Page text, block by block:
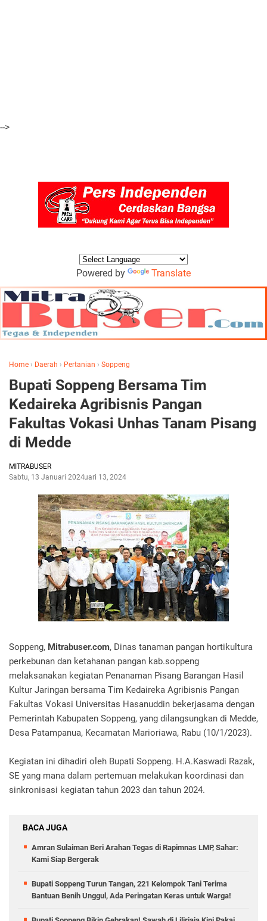
-->
Powered by Translate
Home › Daerah › Pertanian › Soppeng
Bupati Soppeng Bersama Tim
Kedaireka Agribisnis Pangan
Fakultas Vokasi Unhas Tanam Pisang
di Medde
MITRABUSER
Sabtu, 13 Januari 2024Januari 13, 2024
Soppeng, Mitrabuser.com, Dinas tanaman pangan hortikultura
perkebunan dan ketahanan pangan kab.soppeng
melaksanakan kegiatan Penanaman Pisang Barangan Hasil
Kultur Jaringan bersama Tim Kedaireka Agribisnis Pangan
Fakultas Vokasi Universitas Hasanuddin bekerjasama dengan
Pemerintah Kabupaten Soppeng, yang dilangsungkan di Medde,
Desa Patampanua, Kecamatan Marioriawa, Rabu (10/1/2023).
Kegiatan ini dihadiri oleh Bupati Soppeng. H.A.Kaswadi Razak,
SE yang mana dalam pertemuan melakukan koordinasi dan
sinkronisasi kegiatan tahun 2023 dan tahun 2024.
BACA JUGA
Amran Sulaiman Beri Arahan Tegas di Rapimnas LMP, Sahar:
Kami Siap Bergerak
Bupati Soppeng Turun Tangan, 221 Kelompok Tani Terima
Bantuan Benih Unggul, Ada Peringatan Keras untuk Warga!